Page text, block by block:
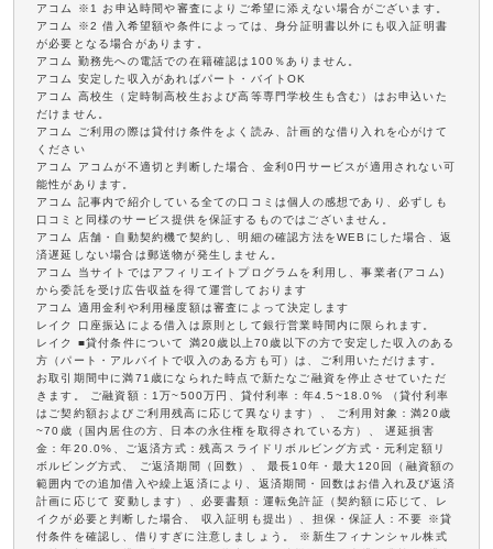
アコム ※1 お申込時間や審査によりご希望に添えない場合がございます。
アコム ※2 借入希望額や条件によっては、身分証明書以外にも収入証明書
が必要となる場合があります。
アコム 勤務先への電話での在籍確認は100％ありません。
アコム 安定した収入があればパート・バイトOK
アコム 高校生（定時制高校生および高等専門学校生も含む）はお申込いた
だけません。
アコム ご利用の際は貸付け条件をよく読み、計画的な借り入れを心がけて
ください
アコム アコムが不適切と判断した場合、金利0円サービスが適用されない可
能性があります。
アコム 記事内で紹介している全ての口コミは個人の感想であり、必ずしも
口コミと同様のサービス提供を保証するものではございません。
アコム 店舗・自動契約機で契約し、明細の確認方法をWEBにした場合、返
済遅延しない場合は郵送物が発生しません。
アコム 当サイトではアフィリエイトプログラムを利用し、事業者(アコム)
から委託を受け広告収益を得て運営しております
アコム 適用金利や利用極度額は審査によって決定します
レイク 口座振込による借入は原則として銀行営業時間内に限られます。
レイク ■貸付条件について 満20歳以上70歳以下の方で安定した収入のある
方（パート・アルバイトで収入のある方も可）は、ご利用いただけます。
お取引期間中に満71歳になられた時点で新たなご融資を停止させていただ
きます。 ご融資額：1万~500万円、貸付利率：年4.5~18.0% （貸付利率
はご契約額およびご利用残高に応じて異なります）、 ご利用対象：満20歳
~70歳（国内居住の方、日本の永住権を取得されている方）、 遅延損害
金：年20.0%、ご返済方式：残高スライドリボルビング方式・元利定額リ
ボルビング方式、 ご返済期間（回数）、 最長10年・最大120回（融資額の
範囲内での追加借入や繰上返済により、返済期間・回数はお借入れ及び返済
計画に応じて 変動します）、必要書類：運転免許証（契約額に応じて、レ
イクが必要と判断した場合、 収入証明も提出）、担保・保証人：不要 ※貸
付条件を確認し、借りすぎに注意しましょう。 ※新生フィナンシャル株式